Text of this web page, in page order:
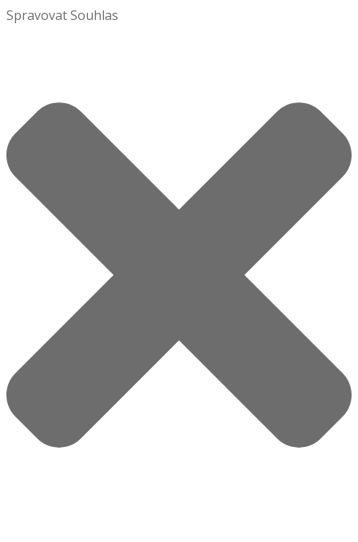
Spravovat Souhlas